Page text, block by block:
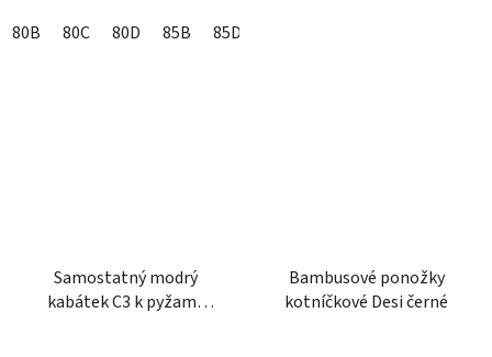
80B 80C 80D 85B 85D
Samostatný modrý
kabátek C3 k pyžamu
Bambusové ponožky
kotníčkové Desi černé